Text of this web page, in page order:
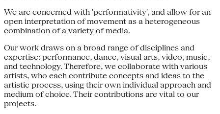
We are concerned with 'performativity', and allow for an
open interpretation of movement as a heterogeneous
combination of a variety of media.
Our work draws on a broad range of disciplines and
expertise: performance, dance, visual arts, video, music,
and technology. Therefore, we collaborate with various
artists, who each contribute concepts and ideas to the
artistic process, using their own individual approach and
medium of choice. Their contributions are vital to our
projects.